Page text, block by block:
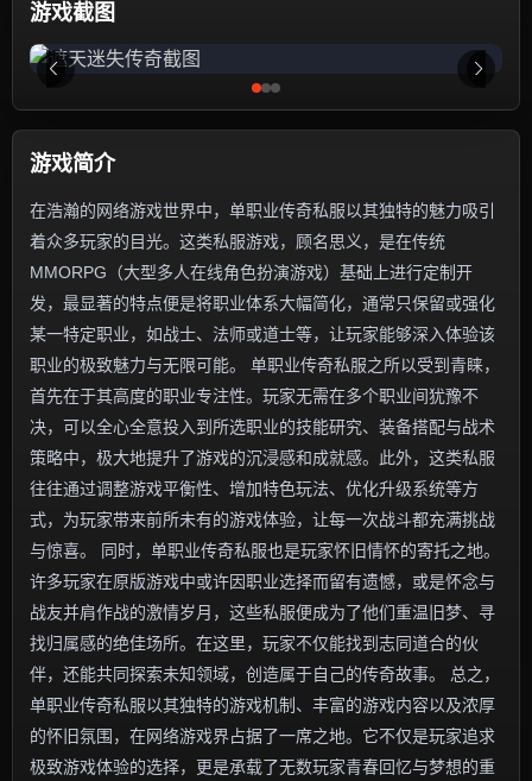
游戏截图
游戏简介
在浩瀚的网络游戏世界中，单职业传奇私服以其独特的魅力吸引
着众多玩家的目光。这类私服游戏，顾名思义，是在传统
MMORPG（大型多人在线角色扮演游戏）基础上进行定制开
发，最显著的特点便是将职业体系大幅简化，通常只保留或强化
某一特定职业，如战士、法师或道士等，让玩家能够深入体验该
职业的极致魅力与无限可能。 单职业传奇私服之所以受到青睐，
首先在于其高度的职业专注性。玩家无需在多个职业间犹豫不
决，可以全心全意投入到所选职业的技能研究、装备搭配与战术
策略中，极大地提升了游戏的沉浸感和成就感。此外，这类私服
往往通过调整游戏平衡性、增加特色玩法、优化升级系统等方
式，为玩家带来前所未有的游戏体验，让每一次战斗都充满挑战
与惊喜。 同时，单职业传奇私服也是玩家怀旧情怀的寄托之地。
许多玩家在原版游戏中或许因职业选择而留有遗憾，或是怀念与
战友并肩作战的激情岁月，这些私服便成为了他们重温旧梦、寻
找归属感的绝佳场所。在这里，玩家不仅能找到志同道合的伙
伴，还能共同探索未知领域，创造属于自己的传奇故事。 总之，
单职业传奇私服以其独特的游戏机制、丰富的游戏内容以及浓厚
的怀旧氛围，在网络游戏界占据了一席之地。它不仅是玩家追求
极致游戏体验的选择，更是承载了无数玩家青春回忆与梦想的重